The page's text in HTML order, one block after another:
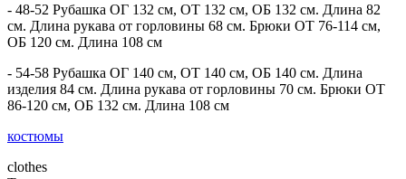
- 48-52 Рубашка ОГ 132 см, ОТ 132 см, ОБ 132 см. Длина 82
см. Длина рукава от горловины 68 см. Брюки ОТ 76-114 см,
ОБ 120 см. Длина 108 см
- 54-58 Рубашка ОГ 140 см, ОТ 140 см, ОБ 140 см. Длина
изделия 84 см. Длина рукава от горловины 70 см. Брюки ОТ
86-120 см, ОБ 132 см. Длина 108 см
костюмы
clothes